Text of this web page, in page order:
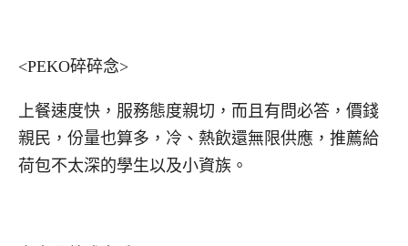
<PEKO碎碎念>
上餐速度快，服務態度親切，而且有問必答，價錢
親民，份量也算多，冷、熱飲還無限供應，推薦給
荷包不太深的學生以及小資族。